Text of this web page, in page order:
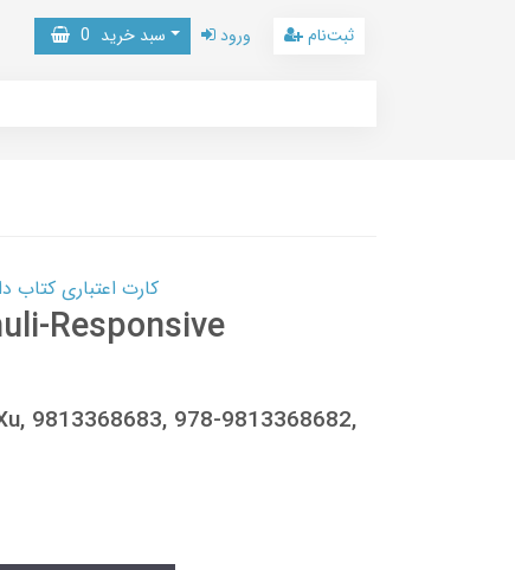
سبد خرید 0 ورود ثبت‌نام
کارت اعتباری کتاب دانلود با 10,000,000 اعتبار
Responsive
9813368683, 978-9813368682,